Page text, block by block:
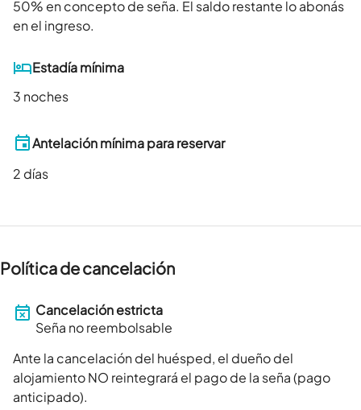
50% en concepto de seña. El saldo restante lo abonás
en el ingreso.
Estadía mínima
3 noches
Antelación mínima para reservar
2 días
Política de cancelación
Cancelación estricta
Seña no reembolsable
Ante la cancelación del huésped, el dueño del
alojamiento NO reintegrará el pago de la seña (pago
anticipado).